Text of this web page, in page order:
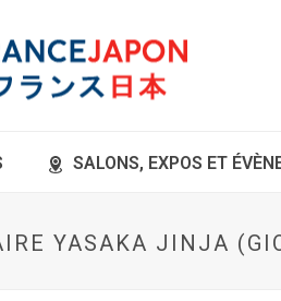
SALONS, EXPOS ET
YASAKA JINJA